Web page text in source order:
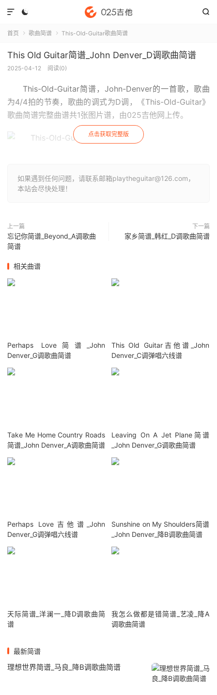
 

首页  歌曲简谱  This-Old-Guitar歌曲简谱
This Old Guitar简谱_John Denver_D调歌曲简谱
2025-04-12 阅读(0)
This-Old-Guitar简谱 ，John-Denver的一首歌，歌曲
为4/4拍的节奏，歌曲的调式为D调，《This-Old-Guitar》
歌曲简谱完整曲谱共1张图片谱，由025吉他网上传。
点击获取完整版
如果遇到任何问题，请联系邮箱playtheguitar@126.com，
本站会尽快处理！
上一篇
忘记你简谱_Beyond_A调歌曲
简谱
下一篇
家乡简谱_韩红_D调歌曲简谱
相关曲谱
Perhaps Love简谱_John
Denver_G调歌曲简谱
This Old Guitar吉他谱_John
Denver_C调弹唱六线谱
Take Me Home Country Roads
简谱_John Denver_A调歌曲简谱
Leaving On A Jet Plane简谱
_John Denver_G调歌曲简谱
Perhaps Love吉他谱_John
Denver_G调弹唱六线谱
Sunshine on My Shoulders简谱
_John Denver_降B调歌曲简谱
天际简谱_洋澜一_降D调歌曲简
谱
我怎么做都是错简谱_艺凌_降A
调歌曲简谱
最新简谱
理想世界简谱_马良_降B调歌曲简谱